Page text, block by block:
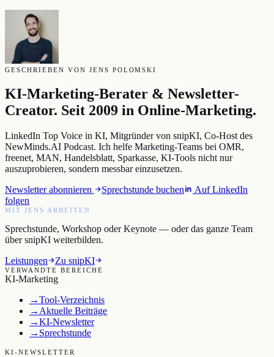
GESCHRIEBEN VON JENS POLOMSKI
KI-Marketing-Berater & Newsletter-
Creator. Seit 2009 in Online-Marketing.
LinkedIn Top Voice in KI, Mitgründer von snipKI, Co-Host des
NewMinds.AI Podcast. Ich helfe Marketing-Teams bei OMR,
freenet, MAN, Handelsblatt, Sparkasse, KI-Tools nicht nur
auszuprobieren, sondern messbar einzusetzen.
Newsletter abonnieren
Sprechstunde buchen
Auf LinkedIn
folgen
MIT JENS ARBEITEN
Sprechstunde, Workshop oder Keynote — oder das ganze Team
über snipKI weiterbilden.
Leistungen
Zu snipKI
VERWANDTE BEREICHE
KI-Marketing
→Tool-Verzeichnis
→Aktuelle Beiträge
→KI-Newsletter
→ Sprechstunde
KI-NEWSLETTER